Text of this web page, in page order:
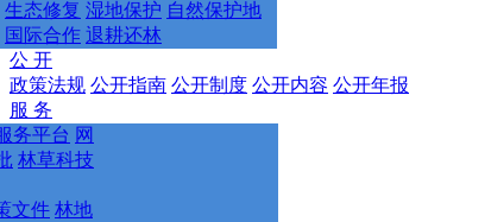
生态修复 湿地保护 自然保护地
国际合作 退耕还林
公 开
政策法规 公开指南 公开制度 公开内容 公开年报
服 务
务平台 网
林草科技
文件 林地